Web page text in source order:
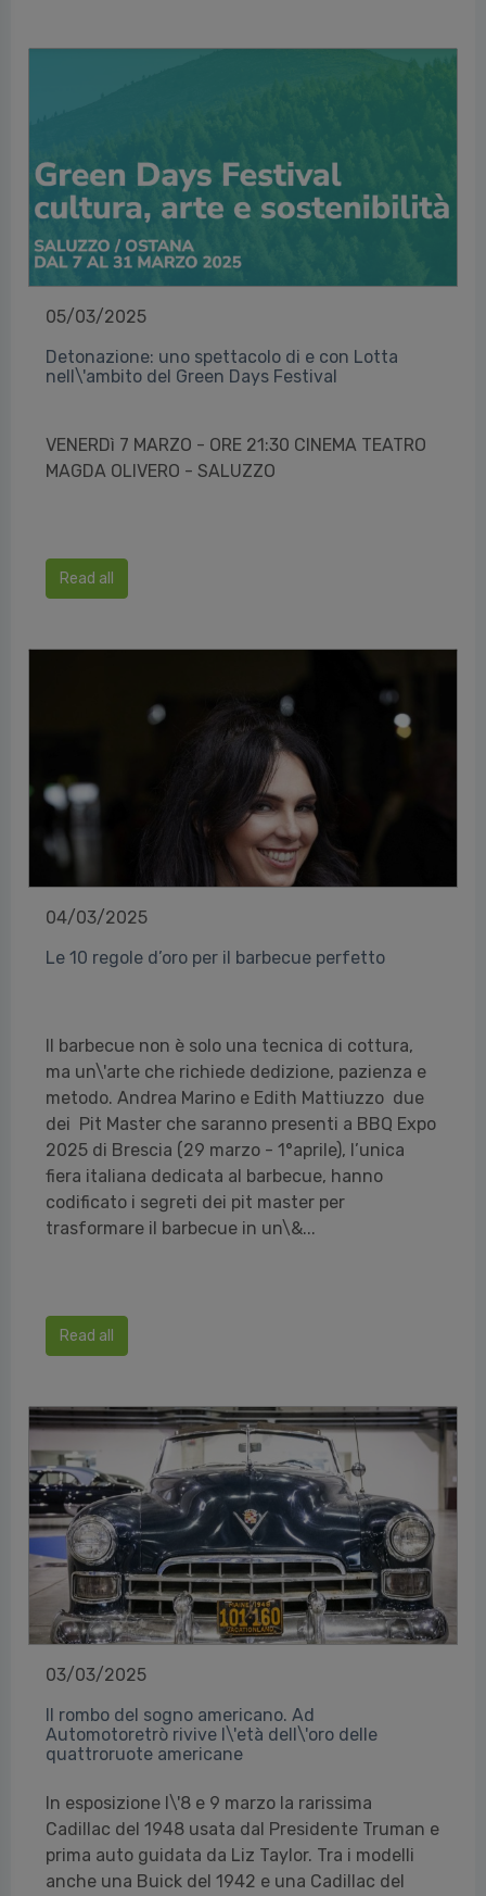
05/03/2025
Detonazione: uno spettacolo di e con Lotta
nell\'ambito del Green Days Festival
VENERDì 7 MARZO - ORE 21:30 CINEMA TEATRO
MAGDA OLIVERO - SALUZZO
Read all
04/03/2025
Le 10 regole d’oro per il barbecue perfetto
Il barbecue non è solo una tecnica di cottura,
ma un\'arte che richiede dedizione, pazienza e
metodo. Andrea Marino e Edith Mattiuzzo due
dei Pit Master che saranno presenti a BBQ Expo
2025 di Brescia (29 marzo - 1°aprile), l’unica
fiera italiana dedicata al barbecue, hanno
codificato i segreti dei pit master per
trasformare il barbecue in un\&...
Read all
03/03/2025
Il rombo del sogno americano. Ad
Automotoretrò rivive l\'età dell\'oro delle
quattroruote americane
In esposizione l\'8 e 9 marzo la rarissima
Cadillac del 1948 usata dal Presidente Truman e
prima auto guidata da Liz Taylor. Tra i modelli
anche una Buick del 1942 e una Cadillac del